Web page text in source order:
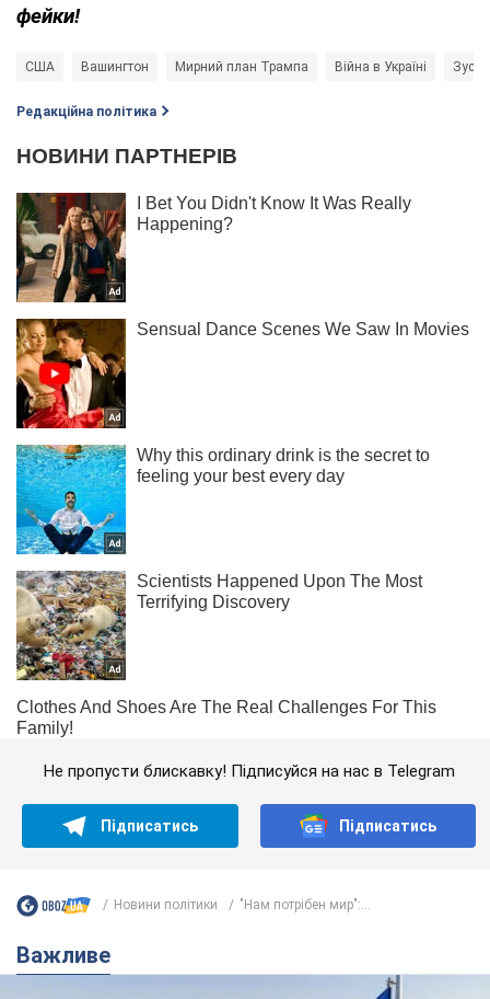
фейки!
США Вашингтон Мирний план Трампа Війна в Україні
Редакційна політика
Не пропусти блискавку! Підписуйся на нас в Telegram
Підписатись Підписатись
Новини політики "Нам потрібен мир":...
Важливе